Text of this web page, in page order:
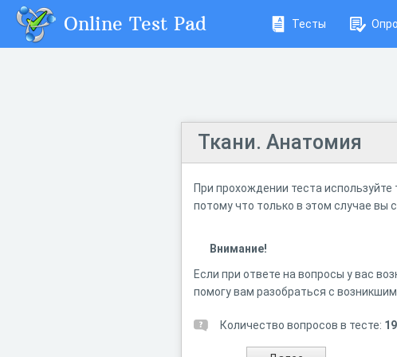
Online Test Pad Тесты
Ткани. Анатомия
При прохождении теста
потому что только в этом случае
Внимание!
Если при ответе на вопросы у вас
помогу вам разобраться с
Количество вопросов в тесте: 19